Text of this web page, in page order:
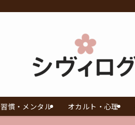
習慣・メンタル オカルト・心理